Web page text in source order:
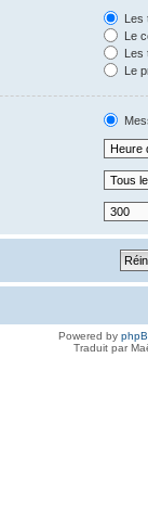
Les
Le
Les
Le
Powered by
Traduit par